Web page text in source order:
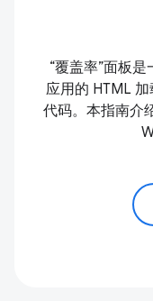
“覆盖率”面板
应用的 HTML
代码。本指南介